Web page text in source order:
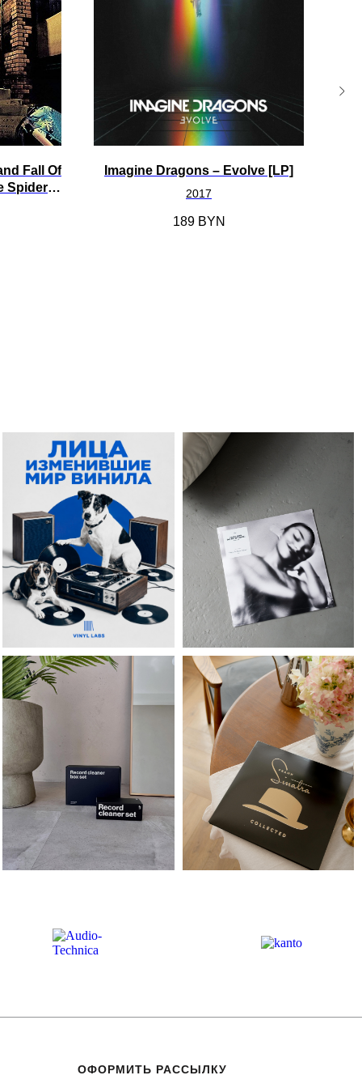
Fall Of
Spiders
Imagine Dragons ‎– Evolve [LP]
2017
189 BYN
ОФОРМИТЬ РАССЫЛКУ